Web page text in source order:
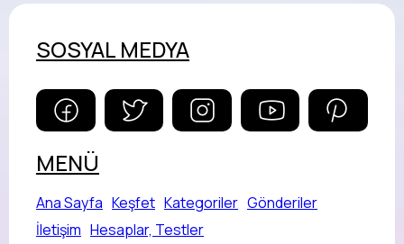
SOSYAL MEDYA
MENÜ
Ana Sayfa Keşfet Kategoriler Gönderiler
İletişim Hesaplar, Testler